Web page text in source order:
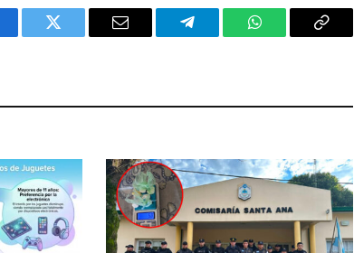
Twitter Email Telegram WhatsAppCopy